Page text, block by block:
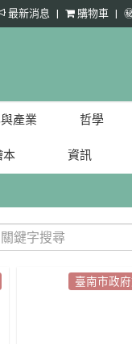
最新消息 購物車
產業 哲學
本 資訊
臺南市政